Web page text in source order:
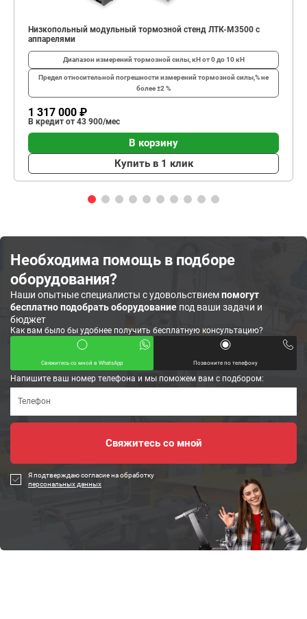
Низкопольный модульный тормозной стенд ЛТК-М3500 с
аппарелями
Диапазон измерений тормозной силы, кНот 0 до 10 кН
Предел относительной погрешности измерений тормозной силы,%не
более ±2 %
1 317 000 ₽
В кредит от 43 900/мес
В корзину
Купить в 1 клик
Необходима помощь в подборе
оборудования?
Наши опытные специалисты с удовольствиемпомогут
бесплатно подобрать оборудование под ваши задачи и
бюджет
Как вам было бы удобнее получить бесплатную консультацию?
Свяжитесь со мной в WhatsApp Позвоните по телефону
Напишите ваш номер телефона и мы поможем вам с подбором:
Я подтверждаю согласие на обработку
персональных данных